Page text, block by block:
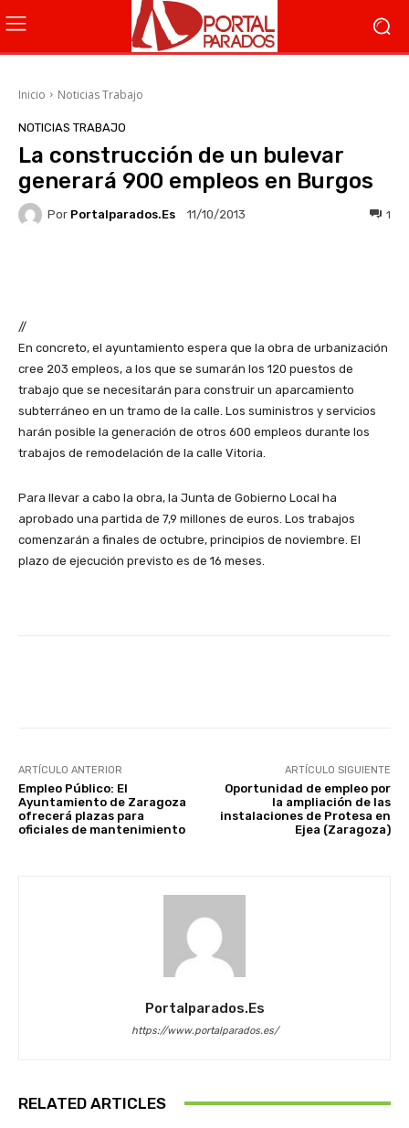
Inicio Noticias Trabajo
NOTICIAS TRABAJO
La construcción de un bulevar
generará 900 empleos en Burgos
Por Portalparados.es 11/10/2013 1
//
En concreto, el ayuntamiento espera que la obra de urbanización
cree 203 empleos, a los que se sumarán los 120 puestos de
trabajo que se necesitarán para construir un aparcamiento
subterráneo en un tramo de la calle. Los suministros y servicios
harán posible la generación de otros 600 empleos durante los
trabajos de remodelación de la calle Vitoria.
Para llevar a cabo la obra, la Junta de Gobierno Local ha
aprobado una partida de 7,9 millones de euros. Los trabajos
comenzarán a finales de octubre, principios de noviembre. El
plazo de ejecución previsto es de 16 meses.
ARTÍCULO ANTERIOR
Empleo Público: El
Ayuntamiento de Zaragoza
ofrecerá plazas para
oficiales de mantenimiento
ARTÍCULO SIGUIENTE
Oportunidad de empleo por
la ampliación de las
instalaciones de Protesa en
Ejea (Zaragoza)
Portalparados.es
https://www.portalparados.es/
RELATED ARTICLES